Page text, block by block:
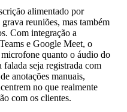
alimentado por
reuniões, mas também
Com integração a
e Google Meet, o
quanto o áudio do
falada seja registrada com
anotações manuais,
no que realmente
com os clientes.